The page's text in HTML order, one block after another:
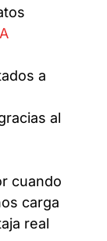
a
al
cuando
carga
real